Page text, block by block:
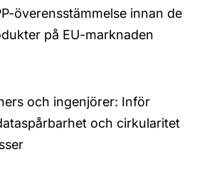
överensstämmelse innan de
på EU-marknaden
och ingenjörer: Inför
och cirkularitet